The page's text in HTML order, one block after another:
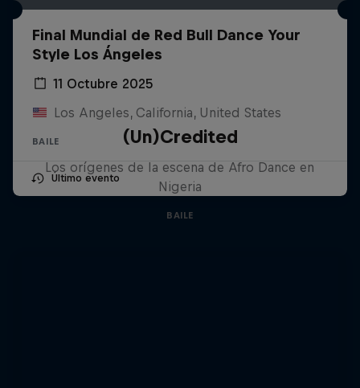
Final Mundial de Red Bull Dance Your
Style Los Ángeles
11 Octubre 2025
Los Angeles, California, United States
BAILE
Último evento
(Un)Credited
Los orígenes de la escena de Afro Dance en
Nigeria
BAILE